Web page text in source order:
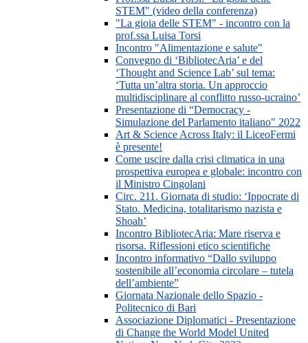
STEM" (video della conferenza)
"La gioia delle STEM" - incontro con la
prof.ssa Luisa Torsi
Incontro "Alimentazione e salute"
Convegno di ‘BibliotecAria’ e del
‘Thought and Science Lab’ sul tema:
‘Tutta un’altra storia. Un approccio
multidisciplinare al conflitto russo-ucraino’
Presentazione di “Democracy -
Simulazione del Parlamento italiano" 2022
Art & Science Across Italy: il LiceoFermi
è presente!
Come uscire dalla crisi climatica in una
prospettiva europea e globale: incontro con
il Ministro Cingolani
Circ. 211. Giornata di studio: ‘Ippocrate di
Stato. Medicina, totalitarismo nazista e
Shoah’
Incontro BibliotecAria: Mare riserva e
risorsa. Riflessioni etico scientifiche
Incontro informativo “Dallo sviluppo
sostenibile all’economia circolare – tutela
dell’ambiente”
Giornata Nazionale dello Spazio -
Politecnico di Bari
Associazione Diplomatici - Presentazione
di Change the World Model United